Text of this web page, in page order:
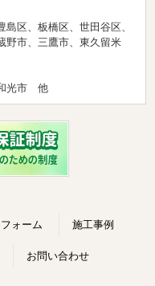
島区、板橋区、世田谷区、
野市、三鷹市、東久留米
和光市 他
フォーム 施工事例
お問い合わせ